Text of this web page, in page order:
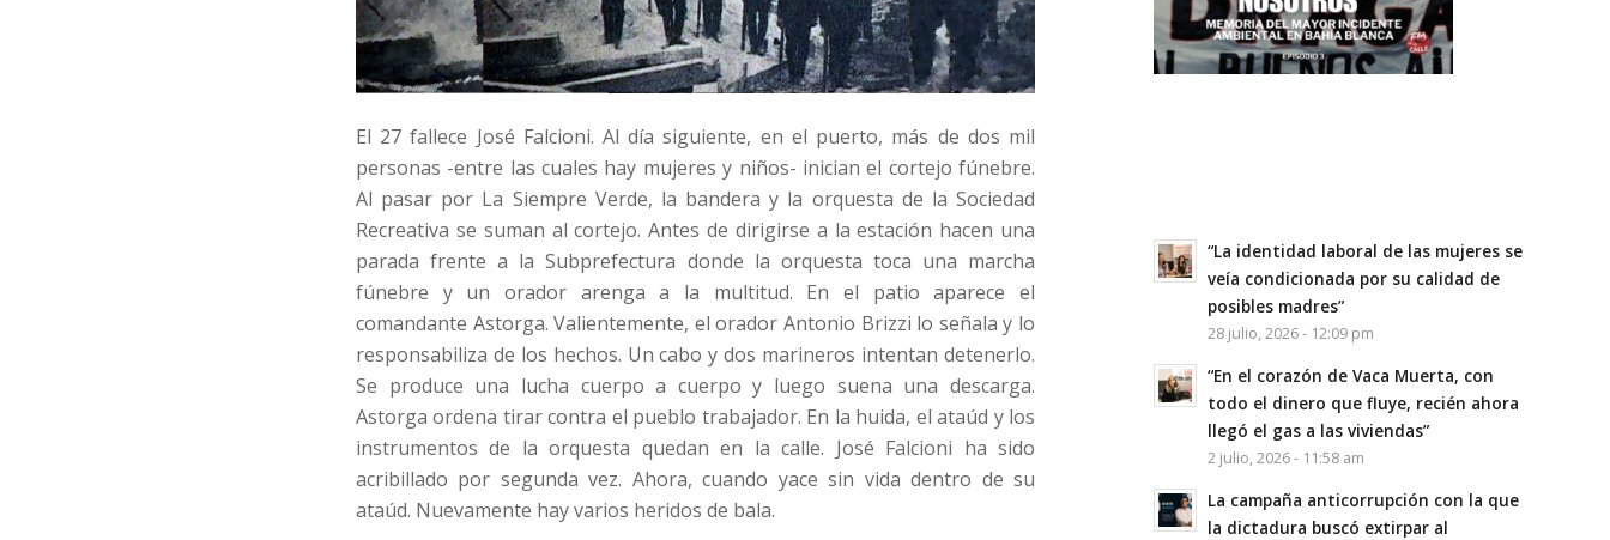
El 27 fallece José Falcioni. Al día siguiente, en el puerto, más de dos mil
personas -entre las cuales hay mujeres y niños- inician el cortejo fúnebre.
Al pasar por La Siempre Verde, la bandera y la orquesta de la Sociedad
Recreativa se suman al cortejo. Antes de dirigirse a la estación hacen una
parada frente a la Subprefectura donde la orquesta toca una marcha
fúnebre y un orador arenga a la multitud. En el patio aparece el
comandante Astorga. Valientemente, el orador Antonio Brizzi lo señala y lo
responsabiliza de los hechos. Un cabo y dos marineros intentan detenerlo.
Se produce una lucha cuerpo a cuerpo y luego suena una descarga.
Astorga ordena tirar contra el pueblo trabajador. En la huida, el ataúd y los
instrumentos de la orquesta quedan en la calle. José Falcioni ha sido
acribillado por segunda vez. Ahora, cuando yace sin vida dentro de su
ataúd. Nuevamente hay varios heridos de bala.
“La identidad laboral de las mujeres se
veía condicionada por su calidad de
posibles madres”
28 julio, 2026 - 12:09 pm
“En el corazón de Vaca Muerta, con
todo el dinero que fluye, recién ahora
llegó el gas a las viviendas”
2 julio, 2026 - 11:58 am
La campaña anticorrupción con la que
la dictadura buscó extirpar al